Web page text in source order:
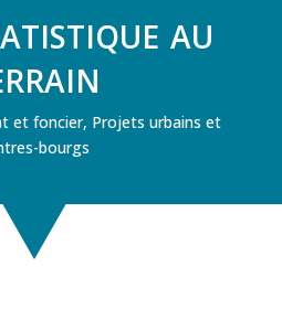
au
et foncier, Projets urbains et
bourgs